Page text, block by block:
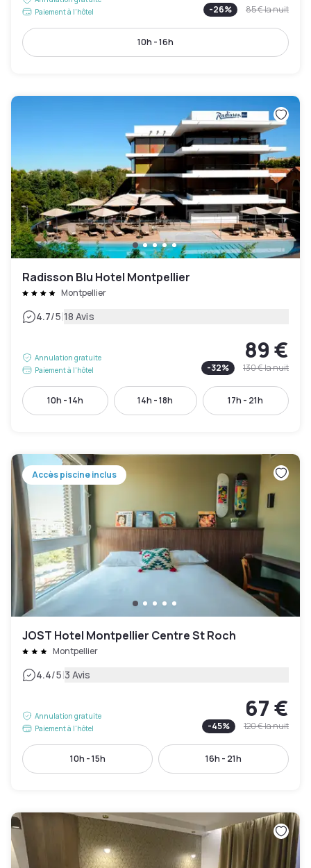
Paiement à l'hôtel
-26% 85 €la nuit
10h - 16h
Radisson Blu Hotel Montpellier
Montpellier
4.7/5|18 Avis
Annulation gratuite
Paiement à l'hôtel
89 €
-32% 130 €la nuit
10h - 14h 14h - 18h 17h - 21h
Accès piscine inclus
JOST Hotel Montpellier Centre St Roch
Montpellier
4.4/5|3 Avis
Annulation gratuite
Paiement à l'hôtel
67 €
-45% 120 €la nuit
10h - 15h 16h - 21h